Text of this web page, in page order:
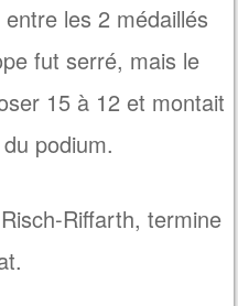
les 2 médaillés
fut serré, mais le
15 à 12 et montait
podium.
Riffarth, termine